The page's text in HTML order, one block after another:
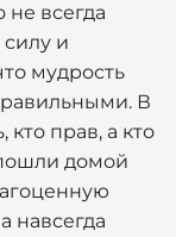
всегда
и
мудрость
В
кто прав, а кто
домой
навсегда